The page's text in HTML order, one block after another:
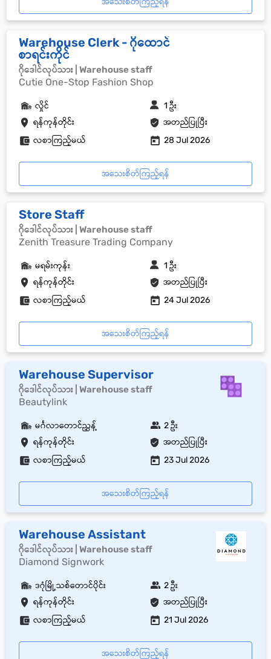
Warehouse Clerk - ဂိုထောင်
စာရင်းကိုင်
ဂိုဒေါင်လုပ်သား | Warehouse staff
Cutie One-Stop Fashion Shop
ရန်ကုန်တိုင်း အတည်ပြုပြီး
လှိုင် 1 ဦး
လစာကြည့်မယ် 28 Jul 2026
အသေးစိတ်ကြည့်ရန်
Store Staff
ဂိုဒေါင်လုပ်သား | Warehouse staff
Zenith Treasure Trading Company
ရန်ကုန်တိုင်း အတည်ပြုပြီး
မရမ်းကုန်း 1 ဦး
လစာကြည့်မယ် 24 Jul 2026
အသေးစိတ်ကြည့်ရန်
Warehouse Supervisor
ဂိုဒေါင်လုပ်သား | Warehouse staff
Beautylink
ရန်ကုန်တိုင်း အတည်ပြုပြီး
မင်္ဂလာတောင်ညွှန့် 2 ဦး
လစာကြည့်မယ် 23 Jul 2026
အသေးစိတ်ကြည့်ရန်
Warehouse Assistant
ဂိုဒေါင်လုပ်သား | Warehouse staff
Diamond Signwork
ရန်ကုန်တိုင်း အတည်ပြုပြီး
ဒဂုံမြို့သစ်တောင်ပိုင်း 2 ဦး
လစာကြည့်မယ် 21 Jul 2026
အသေးစိတ်ကြည့်ရန်